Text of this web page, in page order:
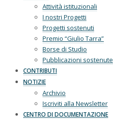
Attività istituzionali
I nostri Progetti
Progetti sostenuti
Premio “Giulio Tarra”
Borse di Studio
Pubblicazioni sostenute
CONTRIBUTI
NOTIZIE
Archivio
Iscriviti alla Newsletter
CENTRO DI DOCUMENTAZIONE